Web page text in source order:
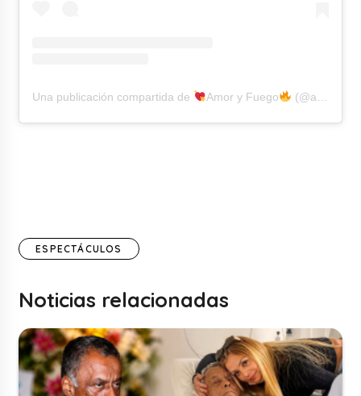
Una publicación compartida de Amor y Fuego (@amoryfuego.oficial)
ESPECTÁCULOS
Noticias relacionadas